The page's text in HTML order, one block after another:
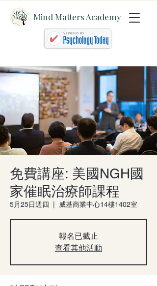
Mind Matters Academy
免費講座: 美國NGH國
家催眠治療師課程
5月25日週四 威基商業中心14樓1402室
報名已截止
查看其他活動